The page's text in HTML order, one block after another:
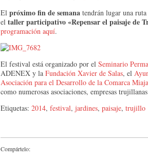
El próximo fin de semana tendrán lugar una
el taller participativo «Repensar el paisaje de
programación aquí.
El festival está organizado por el Seminario
ADENEX y la Fundación Xavier de Salas, el
Asociación para el Desarrollo de la Comarca
como numerosas asociaciones, empresas
Etiquetas: 2014, festival, jardines, paisaje, trujillo
Compártelo: